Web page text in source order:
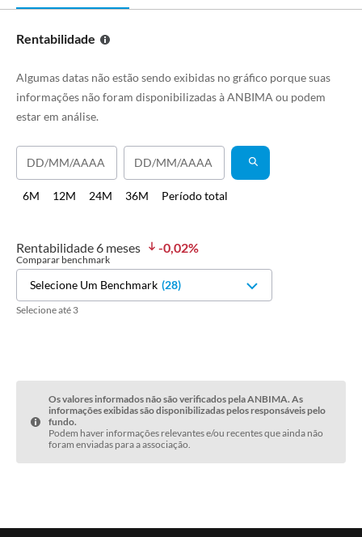
Rentabilidade
Algumas datas não estão sendo exibidas no gráfico porque suas
informações não foram disponibilizadas à ANBIMA ou podem
estar em análise.
6M 12M 24M 36M Período total
Rentabilidade 6 meses -0,02%
Comparar benchmark
Selecione Um Benchmark (28)
Selecione até 3
Os valores informados não são verificados pela ANBIMA. As
informações exibidas são disponibilizadas pelos responsáveis pelo
fundo.
Podem haver informações relevantes e/ou recentes que ainda não
foram enviadas para a associação.